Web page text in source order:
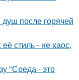
душ после горячей
стиль - не хаос,
"Среда - это